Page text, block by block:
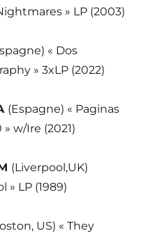
» LP (2003)
« Dos
» 3xLP (2022)
(Espagne) « Paginas
w/Ire (2021)
(Liverpool,UK)
» LP (1989)
US) « They